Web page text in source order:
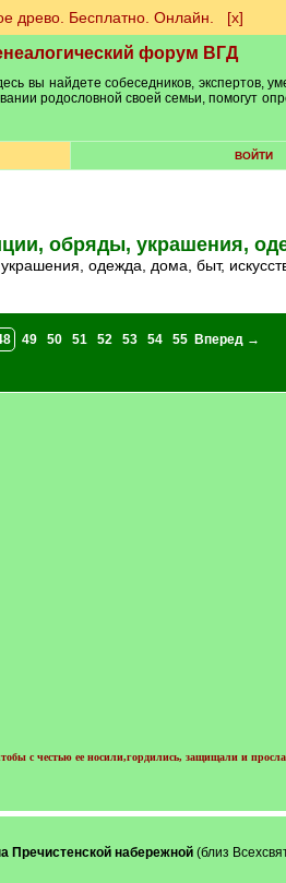
древо. Бесплатно. Онлайн. [х]
форум ВГД
вы найдете собеседников, экспертов,
родословной своей семьи, помогут
ВОЙТИ
обряды, украшения,
одежда, дома, быт,
49 50 51 52 53 54 55
Вперед →
с честью ее носили,гордились, защищали и
Пречистенской набережной (близ